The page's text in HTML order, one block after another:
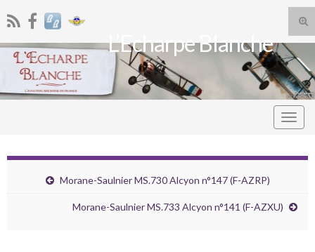
Search for:L’Echarpe Blanche
Morane-Saulnier MS.730 Alcyon n°147 (F-AZRP)
Morane-Saulnier MS.733 Alcyon n°141 (F-AZXU)